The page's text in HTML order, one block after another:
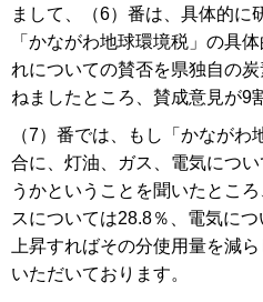
まして、（6）番は、具体的に
「かながわ地球環境税」の具
れについての賛否を県独自の
ねましたところ、賛成意見が9
（7）番では、もし「かなが
合に、灯油、ガス、電気につ
うかということを聞いたとこ
スについては28.8％、電気に
上昇すればその分使用量を減
いただいております。